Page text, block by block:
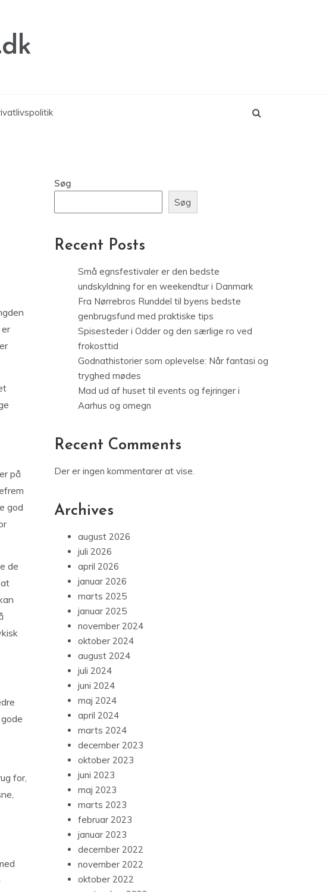
på
god
de
for,
Søg
Søg
Recent Posts
Små egnsfestivaler er den bedste
undskyldning for en weekendtur i Danmark
Fra Nørrebros Runddel til byens bedste
genbrugsfund med praktiske tips
Spisesteder i Odder og den særlige ro ved
frokosttid
Godnathistorier som oplevelse: Når fantasi og
tryghed mødes
Mad ud af huset til events og fejringer i
Aarhus og omegn
Recent Comments
Der er ingen kommentarer at vise.
Archives
august 2026
juli 2026
april 2026
januar 2026
marts 2025
januar 2025
november 2024
oktober 2024
august 2024
juli 2024
juni 2024
maj 2024
april 2024
marts 2024
december 2023
oktober 2023
juni 2023
maj 2023
marts 2023
februar 2023
januar 2023
december 2022
november 2022
oktober 2022